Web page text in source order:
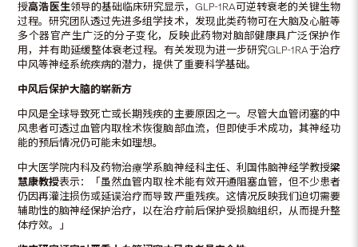
授高浩医生领导的基础临床研究显示，GLP-1RA可逆转衰老的关键生物
过程。研究团队透过先进多组学技术，发现此类药物可在大脑及心脏等
多个器官产生广泛的分子变化，反映此药物对脑部健康具广泛保护作
用，并有助延缓整体衰老过程。有关发现为进一步研究GLP-1RA于治疗
中风等神经系统疾病的潜力，提供了重要科学基础。
中风后保护大脑的崭新方
中风是全球导致死亡或长期残疾的主要原因之一。尽管大血管闭塞的中
风患者可透过血管内取栓术恢復脑部血流，但即使手术成功，其神经功
能的预后情况仍可能未如理想。
中大医学院内科及药物治療学系脑神经科主任、利国伟脑神经学教授梁
慧康教授表示：「虽然血管内取栓术能有效开通阻塞血管，但不少患者
仍因再灌注损伤或延误治疗而导致严重残疾。这情况反映我们迫切需要
辅助性的脑神经保护治疗，以在治疗前后保护受损脑组织，从而提升整
体疗效。」